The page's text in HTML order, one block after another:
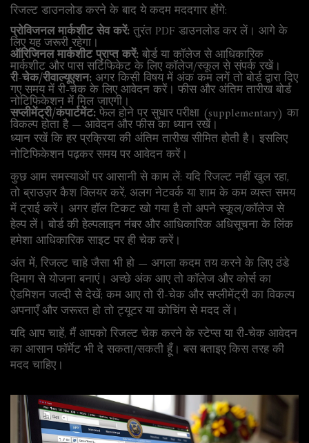
रिजल्ट डाउनलोड करने के बाद ये कदम मददगार होंगे:
प्रोविजनल मार्कशीट सेव करें:तुरंत PDF डाउनलोड कर लें। आगे के
लिए यह जरूरी रहेगा।
ऑरिजिनल मार्कशीट प्राप्त करें:बोर्ड या कॉलेज से आधिकारिक
मार्कशीट और पास सर्टिफिकेट के लिए कॉलेज/स्कूल से संपर्क रखें।
री-चेक/रीवाल्यूएशन:अगर किसी विषय में अंक कम लगें तो बोर्ड द्वारा दिए
गए समय में री-चेक के लिए आवेदन करें। फीस और अंतिम तारीख बोर्ड
नोटिफिकेशन में मिल जाएगी।
सप्लीमेंट्री/कंपार्टमेंट:फेल होने पर सुधार परीक्षा (supplementary) का
विकल्प होता है — आवेदन और फीस का ध्यान रखें।
ध्यान रखें कि हर प्रक्रिया की अंतिम तारीख सीमित होती है। इसलिए
नोटिफिकेशन पढ़कर समय पर आवेदन करें।
कुछ आम समस्याओं पर आसानी से काम लें: यदि रिजल्ट नहीं खुल रहा,
तो ब्राउज़र कैश क्लियर करें, अलग नेटवर्क या शाम के कम व्यस्त समय
में ट्राई करें। अगर हॉल टिकट खो गया है तो अपने स्कूल/कॉलेज से
हेल्प लें। बोर्ड की हेल्पलाइन नंबर और आधिकारिक अधिसूचना के लिंक
हमेशा आधिकारिक साइट पर ही चेक करें।
अंत में, रिजल्ट चाहे जैसा भी हो — अगला कदम तय करने के लिए ठंडे
दिमाग से योजना बनाएं। अच्छे अंक आए तो कॉलेज और कोर्स का
ऐडमिशन जल्दी से देखें; कम आए तो री-चेक और सप्लीमेंट्री का विकल्प
अपनाएँ और जरूरत हो तो ट्यूटर या कोचिंग से मदद लें।
यदि आप चाहें, मैं आपको रिजल्ट चेक करने के स्टेप्स या री-चेक आवेदन
का आसान फॉर्मेट भी दे सकता/सकती हूँ। बस बताइए किस तरह की
मदद चाहिए।